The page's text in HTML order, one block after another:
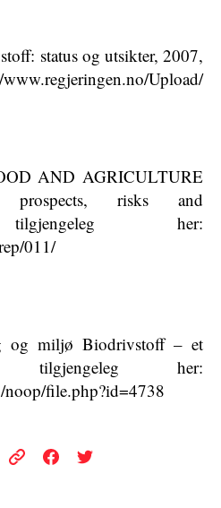
status og utsikter, 2007,
Upload/
AND AGRICULTURE
prospects, risks and
tilgjengeleg her:
011/
og miljø Biodrivstoff – et
tilgjengeleg her:
file.php?id=4738